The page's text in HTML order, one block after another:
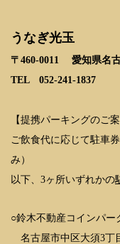
うなぎ光玉
〒460-0011 愛知県名
TEL 052-241-1837
【提携パーキングのご案
ご飲食代に応じて駐車
み）
以下、3ヶ所いずれかの
○鈴木不動産コインパー
名古屋市中区大須3丁